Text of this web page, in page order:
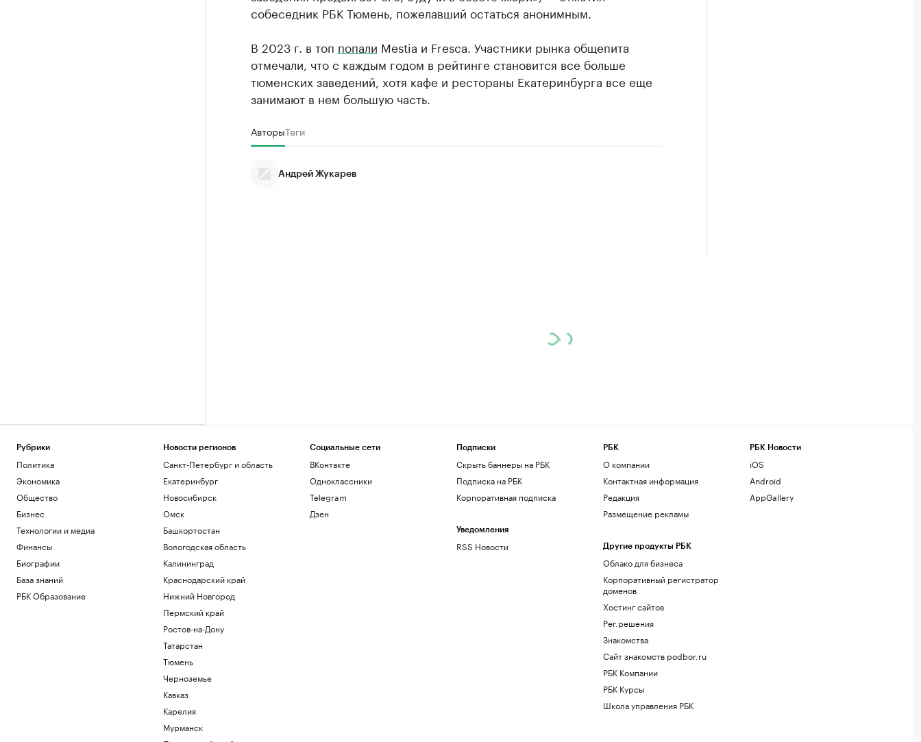
собеседник РБК Тюмень, пожелавший остаться анонимным.
В 2023 г. в топ попали Mestia и Fresca. Участники рынка общепита
отмечали, что с каждым годом в рейтинге становится все больше
тюменских заведений, хотя кафе и рестораны Екатеринбурга все еще
занимают в нем большую часть.
АвторыТеги
Андрей Жукарев
Рубрики
Политика
Экономика
Общество
Бизнес
Технологии и медиа
Финансы
Биографии
База знаний
РБК Образование
Новости регионов
Санкт-Петербург и область
Екатеринбург
Новосибирск
Омск
Башкортостан
Вологодская область
Калининград
Краснодарский край
Нижний Новгород
Пермский край
Ростов-на-Дону
Татарстан
Тюмень
Черноземье
Кавказ
Карелия
Мурманск
Социальные сети
ВКонтакте
Одноклассники
Telegram
Дзен
Подписки
Скрыть баннеры на РБК
Подписка на РБК
Корпоративная подписка
Уведомления
RSS Новости
РБК
О компании
Контактная информация
Редакция
Размещение рекламы
Другие продукты РБК
Облако для бизнеса
Корпоративный регистратор
доменов
Хостинг сайтов
Рег.решения
Знакомства
Сайт знакомств podbor.ru
РБК Компании
РБК Курсы
Школа управления РБК
РБК Новости
iOS
Android
AppGallery